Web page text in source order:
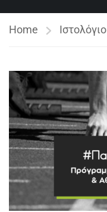
Home Ιστολόγιο